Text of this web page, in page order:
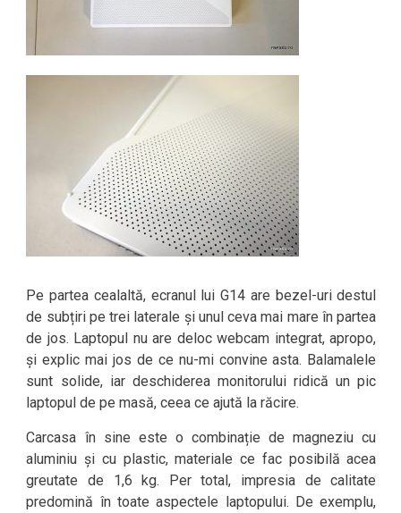
Pe partea cealaltă, ecranul lui G14 are bezel-uri destul
de subțiri pe trei laterale și unul ceva mai mare în partea
de jos. Laptopul nu are deloc webcam integrat, apropo,
și explic mai jos de ce nu-mi convine asta. Balamalele
sunt solide, iar deschiderea monitorului ridică un pic
laptopul de pe masă, ceea ce ajută la răcire.
Carcasa în sine este o combinație de magneziu cu
aluminiu și cu plastic, materiale ce fac posibilă acea
greutate de 1,6 kg. Per total, impresia de calitate
predomină în toate aspectele laptopului. De exemplu,